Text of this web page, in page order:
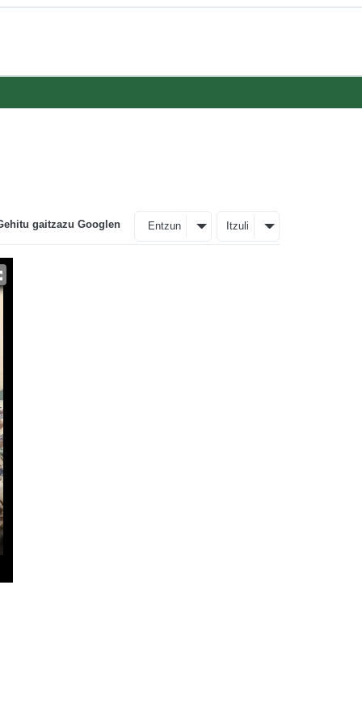
gaitzazu Googlen Entzun Itzuli